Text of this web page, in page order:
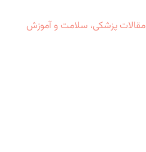
مقالات پزشکی، سلامت و آموزش